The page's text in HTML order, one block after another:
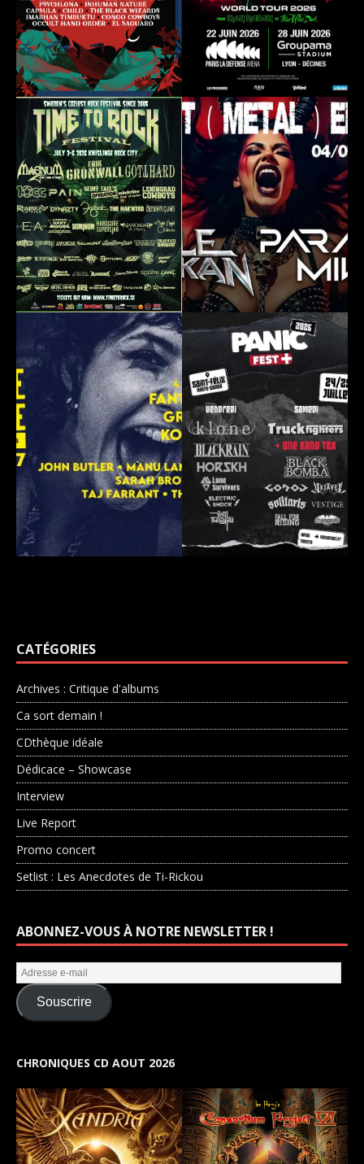
CATÉGORIES
Archives : Critique d'albums
Ca sort demain !
CDthèque idéale
Dédicace – Showcase
Interview
Live Report
Promo concert
Setlist : Les Anecdotes de Ti-Rickou
ABONNEZ-VOUS À NOTRE NEWSLETTER !
Souscrire
CHRONIQUES CD AOUT 2026